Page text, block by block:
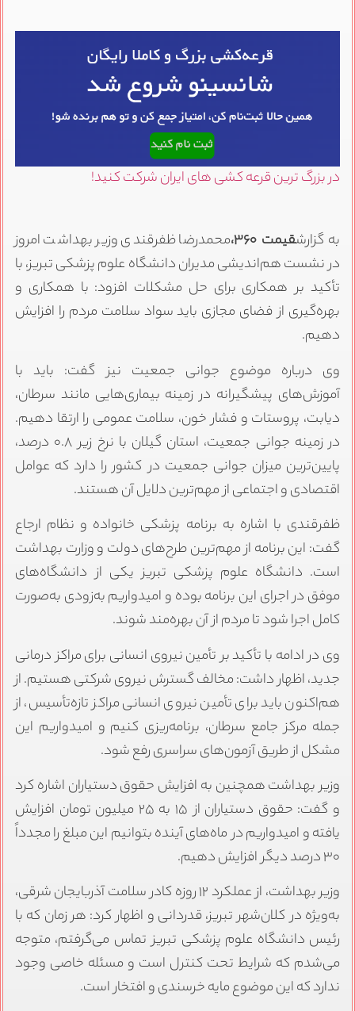
در بزرگ ترین قرعه کشی های ایران شرکت کنید!
به گزارشقیمت ۳۶۰،
محمدرضا ظفرقندی وزیر بهداشت امروز
در نشست هم‌اندیشی مدیران دانشگاه علوم پزشکی تبریز، با
تأکید بر همکاری برای حل مشکلات افزود: با همکاری و
بهره‌گیری از فضای مجازی باید سواد سلامت مردم را افزایش
دهیم.
وی درباره موضوع جوانی جمعیت نیز گفت: باید با
آموزش‌های پیشگیرانه در زمینه بیماری‌هایی مانند سرطان،
دیابت، پروستات و فشار خون، سلامت عمومی را ارتقا دهیم.
در زمینه جوانی جمعیت، استان گیلان با نرخ زیر ۰.۸ درصد،
پایین‌ترین میزان جوانی جمعیت در کشور را دارد که عوامل
اقتصادی و اجتماعی از مهم‌ترین دلایل آن هستند.
ظفرقندی با اشاره به برنامه پزشکی خانواده و نظام ارجاع
گفت: این برنامه از مهم‌ترین طرح‌های دولت و وزارت بهداشت
است. دانشگاه علوم پزشکی تبریز یکی از دانشگاه‌های
موفق در اجرای این برنامه بوده و امیدواریم به‌زودی به‌صورت
کامل اجرا شود تا مردم از آن بهره‌مند شوند.
وی در ادامه با تأکید بر تأمین نیروی انسانی برای مراکز درمانی
جدید، اظهار داشت: مخالف گسترش نیروی شرکتی هستیم. از
هم‌اکنون باید برای تأمین نیروی انسانی مراکز تازه‌تأسیس، از
جمله مرکز جامع سرطان، برنامه‌ریزی کنیم و امیدواریم این
مشکل از طریق آزمون‌های سراسری رفع شود.
وزیر بهداشت همچنین به افزایش حقوق دستیاران اشاره کرد
و گفت: حقوق دستیاران از ۱۵ به ۲۵ میلیون تومان افزایش
یافته و امیدواریم در ماه‌های آینده بتوانیم این مبلغ را مجدداً
۳۰ درصد دیگر افزایش دهیم.
وزیر بهداشت، از عملکرد ۱۲ روزه کادر سلامت آذربایجان شرقی،
به‌ویژه در کلان‌شهر تبریز، قدردانی و اظهار کرد: هر زمان که با
رئیس دانشگاه علوم پزشکی تبریز تماس می‌گرفتم، متوجه
می‌شدم که شرایط تحت کنترل است و مسئله خاصی وجود
ندارد که این موضوع مایه خرسندی و افتخار است.